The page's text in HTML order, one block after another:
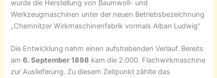
wurde die Herstellung von Baumwoll- und
Werkzeugmaschinen unter der neuen Betriebsbezeichnung
„Chemnitzer Wirkmaschinenfabrik vormals Alban Ludwig“
Die Entwicklung nahm einen aufstrebenden Verlauf. Bereits
am6. September 1898 kam die 2.000. Flachwirkmaschine
zur Auslieferung. Zu diesem Zeitpunkt zählte das